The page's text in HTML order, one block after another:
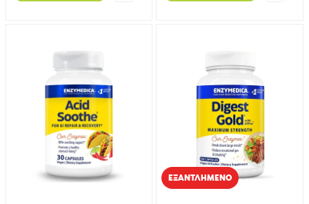
EΞΑΝΤΛΗΜΈΝΟ